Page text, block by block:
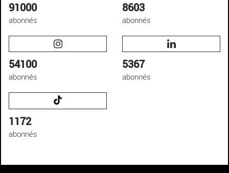
91000
abonnés
8603
abonnés
54100
abonnés
5367
abonnés
1172
abonnés